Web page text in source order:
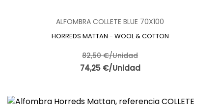
ALFOMBRA COLLETE BLUE 70X100
HORREDS MATTAN - WOOL & COTTON
82,50 €/Unidad
74,25 €/Unidad